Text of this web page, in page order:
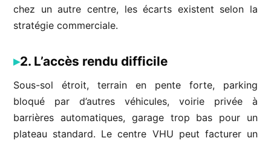
chez un autre centre, les écarts existent selon la
stratégie commerciale.
2. L’accès rendu difficile
Sous-sol étroit, terrain en pente forte, parking
bloqué par d’autres véhicules, voirie privée à
barrières automatiques, garage trop bas pour un
plateau standard. Le centre VHU peut facturer un